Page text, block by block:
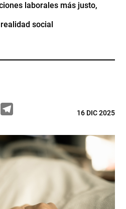
laborales más justo,
social
WhatsApp
Telegram16 DIC 2025